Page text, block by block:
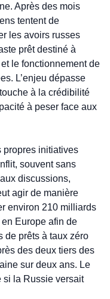
Après des mois
tentent de
les avoirs russes
prêt destiné à
le fonctionnement de
L’enjeu dépasse
à la crédibilité
à peser face aux
propres initiatives
souvent sans
discussions,
agir de manière
environ 210 milliards
en Europe afin de
de prêts à taux zéro
des deux tiers des
sur deux ans. Le
si la Russie versait